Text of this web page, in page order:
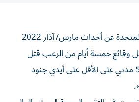
روى تقرير مروع للأمم المتحدة عن أحداث مارس/ آذار 2022
وقائع خمسة أيام من الرعب قتل
خلالها على ما يبدو 500 مدني على الأقل على أيدي جنود